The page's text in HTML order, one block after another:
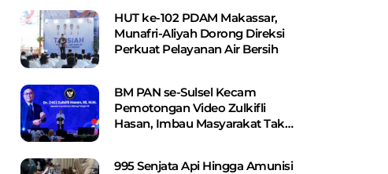
HUT ke-102 PDAM Makassar,
Munafri-Aliyah Dorong Direksi
Perkuat Pelayanan Air Bersih
BM PAN se-Sulsel Kecam
Pemotongan Video Zulkifli
Hasan, Imbau Masyarakat Tak
995 Senjata Api Hingga Amunisi